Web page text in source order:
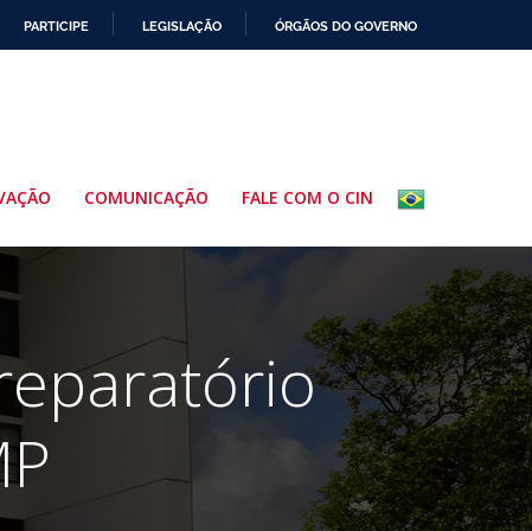
PARTICIPE LEGISLAÇÃO ÓRGÃOS DO GOVERNO
COMUNICAÇÃO FALE COM O CIN